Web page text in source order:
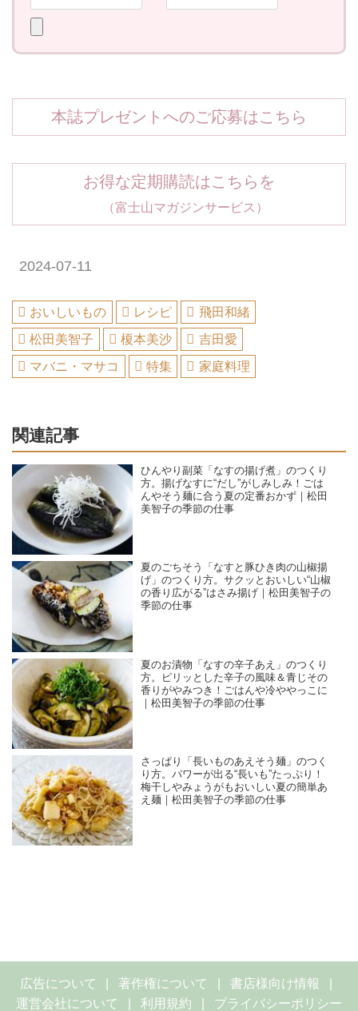
本誌プレゼントへのご応募はこちら
お得な定期購読はこちらを
（富士山マガジンサービス）
2024-07-11
おいしいもの レシピ
飛田和緒
松田美智子
榎本美沙
吉田愛
マバニ・マサコ
特集 家庭料理
関連記事
ひんやり副菜「なすの揚げ煮」のつくり
方。揚げなすに“だし”がしみしみ！ごは
んやそう麺に合う夏の定番おかず｜松田
美智子の季節の仕事
夏のごちそう「なすと豚ひき肉の山椒揚
げ」のつくり方。サクッとおいしい“山椒
の香り広がる”はさみ揚げ｜松田美智子の
季節の仕事
夏のお漬物「なすの辛子あえ」のつくり
方。ピリッとした辛子の風味＆青じその
香りがやみつき！ごはんや冷ややっこに
｜松田美智子の季節の仕事
さっぱり「長いものあえそう麺」のつく
り方。パワーが出る“長いも”たっぷり！
梅干しやみょうがもおいしい夏の簡単あ
え麺｜松田美智子の季節の仕事
広告について 著作権について
書店様向け情報
運営会社について
利用規約 プライバシーポリシー